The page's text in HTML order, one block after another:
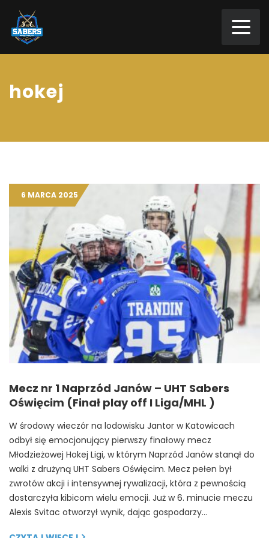
hokej
6 MARCA 2025
Mecz nr 1 Naprzód Janów – UHT Sabers
Oświęcim (Finał play off I Liga/MHL )
W środowy wieczór na lodowisku Jantor w Katowicach
odbył się emocjonujący pierwszy finałowy mecz
Młodzieżowej Hokej Ligi, w którym Naprzód Janów stanął do
walki z drużyną UHT Sabers Oświęcim. Mecz pełen był
zwrotów akcji i intensywnej rywalizacji, która z pewnością
dostarczyła kibicom wielu emocji. Już w 6. minucie meczu
Alexis Svitac otworzył wynik, dając gospodarzy…